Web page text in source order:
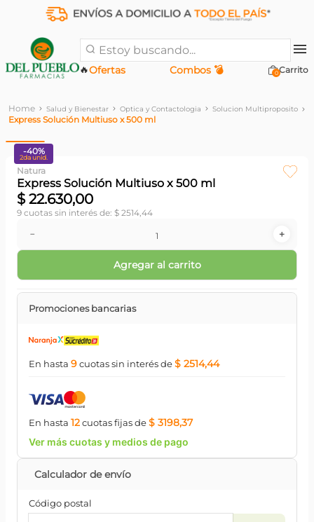
Estoy buscando...
Ofertas
🔥 Combos 💣 0
Salud y Bienestar Optica y Contactologia Solucion Multiproposito
Express Solución Multiuso x 500 ml
-40%
2da unid.
Natura
Express Solución Multiuso x 500 ml
$ 22.630,00
9 cuotas sin interés de: $ 2514,44
＋
－
Agregar al carrito
Promociones bancarias
En hasta 9cuotassin interésde$ 2514,44
En hasta 12cuotasfijasde$ 3198,37
Ver más cuotas y medios de pago
Código postal